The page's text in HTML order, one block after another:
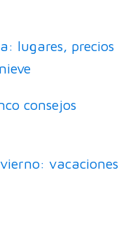
lugares, precios
consejos
vacaciones